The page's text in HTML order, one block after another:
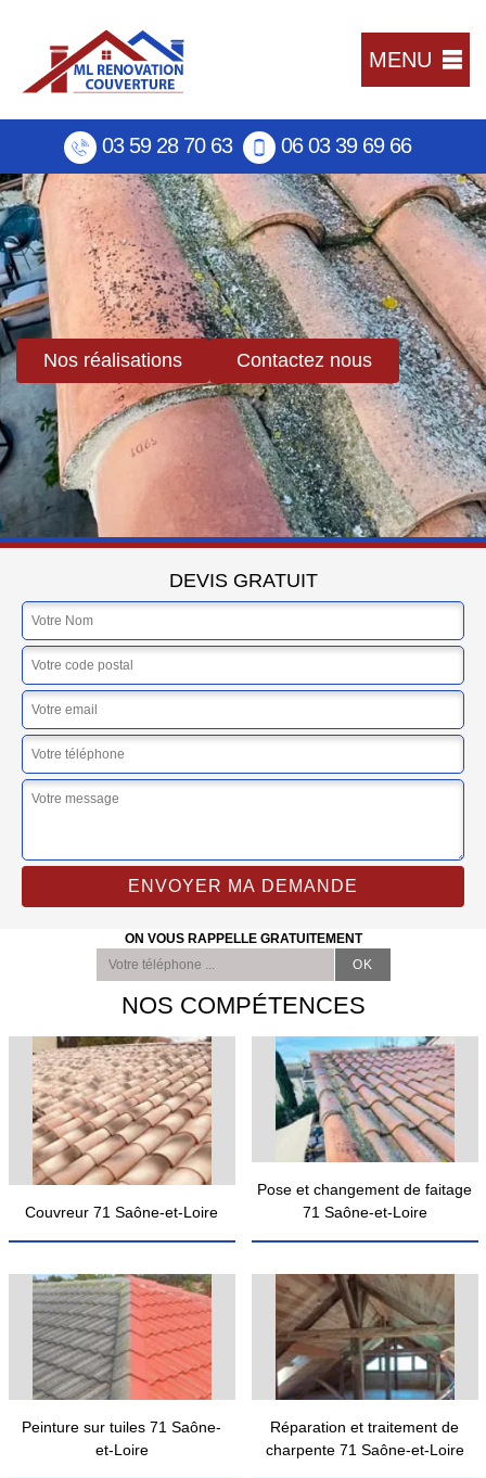
MENU
03 59 28 70 63 06 03 39 69 66
Nos réalisations Contactez nous
DEVIS GRATUIT
ON VOUS RAPPELLE GRATUITEMENT
NOS COMPÉTENCES
Couvreur 71 Saône-et-Loire
Pose et changement de faitage
71 Saône-et-Loire
Peinture sur tuiles 71 Saône-
et-Loire
Réparation et traitement de
charpente 71 Saône-et-Loire